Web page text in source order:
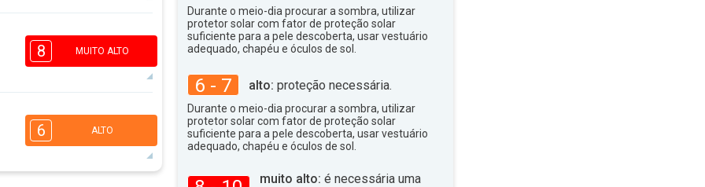
32°máx
4
16:00
2
31°máx
8 MUITO ALTO
4
16:00
32°máx
6 ALTO
Durante o meio-dia procurar a sombra, utilizar
protetor solar com fator de proteção solar
suficiente para a pele descoberta, usar vestuário
adequado, chapéu e óculos de sol.
6 - 7 alto: proteção necessária.
Durante o meio-dia procurar a sombra, utilizar
protetor solar com fator de proteção solar
suficiente para a pele descoberta, usar vestuário
adequado, chapéu e óculos de sol.
muito alto: é necessária uma